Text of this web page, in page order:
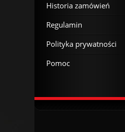
Historia zamówień
Regulamin
Polityka prywatności
Pomoc